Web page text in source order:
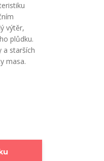
výtěr,
plůdku.
a starších
masa.